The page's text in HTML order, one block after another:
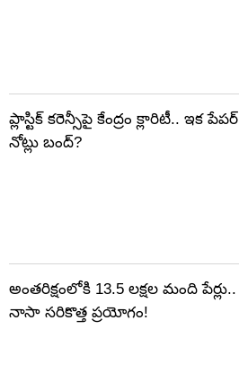
ప్లాస్టిక్‌ కరెన్సీపై కేంద్రం క్లారిటీ.. ఇక పేపర్‌
నోట్లు బంద్‌?
అంతరిక్షంలోకి 13.5 లక్షల మంది పేర్లు..
నాసా సరికొత్త ప్రయోగం!